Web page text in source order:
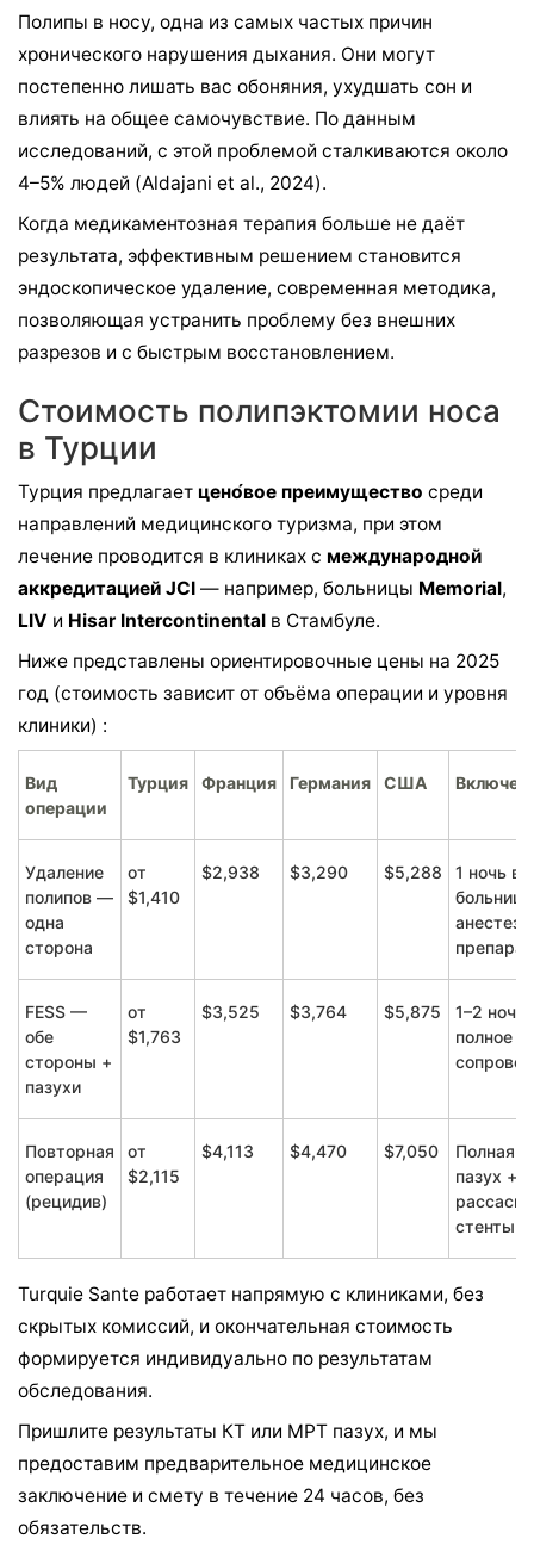
Полипы в носу, одна из самых частых причин
хронического нарушения дыхания. Они могут
постепенно лишать вас обоняния, ухудшать сон и
влиять на общее самочувствие. По данным
исследований, с этой проблемой сталкиваются около
4–5% людей (Aldajani et al., 2024).
Когда медикаментозная терапия больше не даёт
результата, эффективным решением становится
эндоскопическое удаление, современная методика,
позволяющая устранить проблему без внешних
разрезов и с быстрым восстановлением.
Стоимость полипэктомии носа
в Турции
Турция предлагает цено́вое преимущество среди
направлений медицинского туризма, при этом
лечение проводится в клиниках с международной
аккредитацией JCI — например, больницы Memorial,
LIV и Hisar Intercontinental в Стамбуле.
Ниже представлены ориентировочные цены на 2025
год (стоимость зависит от объёма операции и уровня
клиники) :
Вид
операции
Турция Франция Германия США
Удаление
полипов —
одна
сторона
от
$1,410
$2,938 $3,290 $5,288
1 ночь в
FESS —
обе
стороны +
пазухи
от
$1,763
$3,525 $3,764 $5,875
1–2 ночи
полное
Повторная
операция
(рецидив)
от
$2,115
$4,113 $4,470 $7,050
Полная
пазух +
стенты
Turquie Sante работает напрямую с клиниками, без
скрытых комиссий, и окончательная стоимость
формируется индивидуально по результатам
обследования.
Пришлите результаты КТ или МРТ пазух, и мы
предоставим предварительное медицинское
заключение и смету в течение 24 часов, без
обязательств.